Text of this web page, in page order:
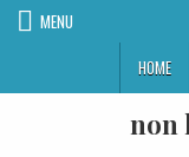
MENU
HOME
non